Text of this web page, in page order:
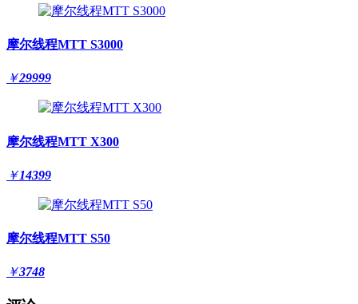
摩尔线程MTT S3000
￥29999
摩尔线程MTT X300
￥14399
摩尔线程MTT S50
￥3748